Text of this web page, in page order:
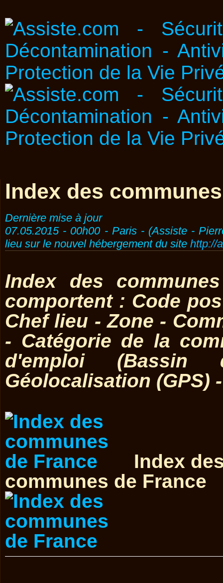
Index des
Dernière mise à jour
07.05.2015 - 00h00 - Paris - (Assiste -
lieu sur le nouvel hébergement du site http://
Index des
comportent : Code
Chef lieu - Zone -
- Catégorie de la
d'emploi (Bassin
Géolocalisation (GPS)
Index
communes de France